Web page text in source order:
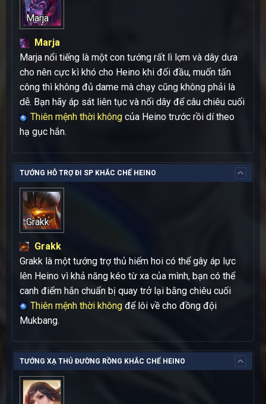
Marja
Marja
Marja nổi tiếng là một con tướng rất lì lợm và dây dưa
cho nên cực kì khó cho Heino khi đối đầu, muốn tấn
công thì không đủ dame mà chạy cũng không phải là
dễ. Bạn hãy áp sát liên tục và nối dây để câu chiêu cuối
Thiên mệnh thời khôngcủa Heino trước rồi dí theo
hạ gục hắn.
TƯỚNG HỖ TRỢ ĐI SP KHẮC CHẾ HEINO
Grakk
Grakk
Grakk là một tướng trợ thủ hiếm hoi có thể gây áp lực
lên Heino vì khả năng kéo từ xa của mình, bạn có thể
canh điểm hắn chuẩn bị quay trở lại bằng chiêu cuối
Thiên mệnh thời khôngđể lôi về cho đồng đội
Mukbang.
TƯỚNG XẠ THỦ ĐƯỜNG RỒNG KHẮC CHẾ HEINO